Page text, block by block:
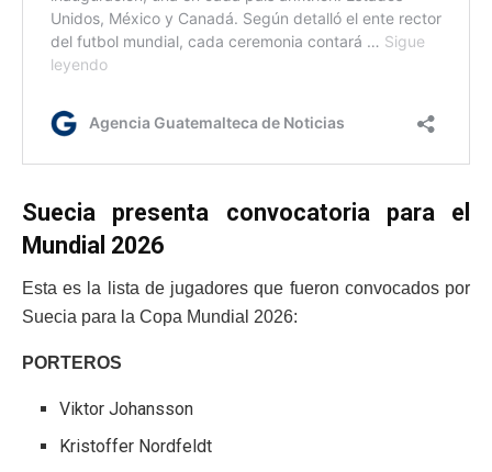
Suecia presenta convocatoria para el
Mundial 2026
Esta es la lista de jugadores que fueron convocados por
Suecia para la Copa Mundial 2026:
PORTEROS
Viktor Johansson
Kristoffer Nordfeldt